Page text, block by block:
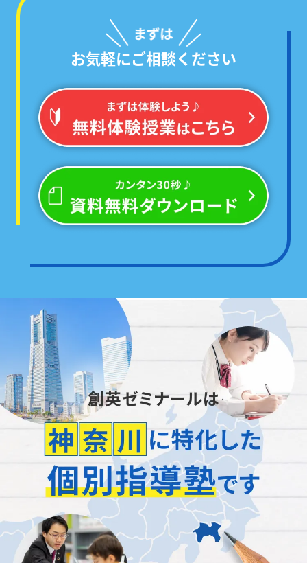
学校ごとのテスト範囲に絞った
「あなた専用の問題集」で対策するから、
必ず点数が伸びる!
「正社員が担当」します
どんなことでもお聞かせください
お気軽にご相談ください